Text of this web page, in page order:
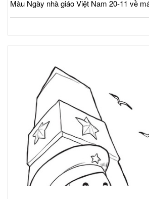
Màu Ngày nhà giáo Việt Nam 20-11 về